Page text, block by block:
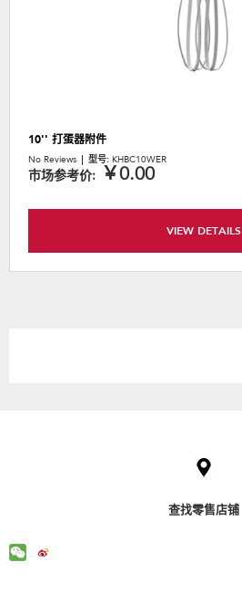
10'' 打蛋器附件
No Reviews 型号: KHBC10WER
市场参考价: ￥0.00
VIEW DETAILS
find
查找零售店铺